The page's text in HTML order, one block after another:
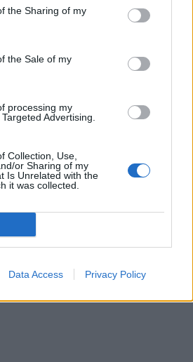
the Sharing of my
the Sale of my
processing my
Advertising.
Collection, Use,
or Sharing of my
Is Unrelated with the
it was collected.
Data Access Privacy Policy
“ενδελεχής και
κινδύνου για τον
υπόψη τις
τον πιθανό κίνδυνο που
γυναίκα.
έπαιξαν ρόλο η
πληροφοριών από την
αξιολόγησης